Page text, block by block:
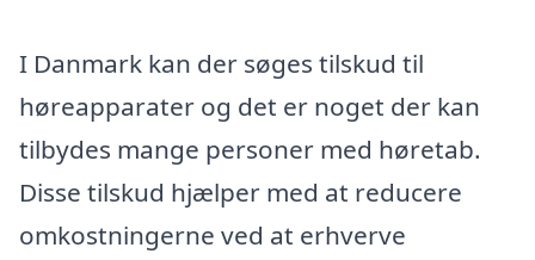
I Danmark kan der søges tilskud til
høreapparater og det er noget der kan
tilbydes mange personer med høretab.
Disse tilskud hjælper med at reducere
omkostningerne ved at erhverve